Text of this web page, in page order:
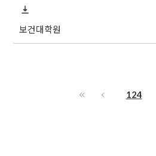
보건대학원
124